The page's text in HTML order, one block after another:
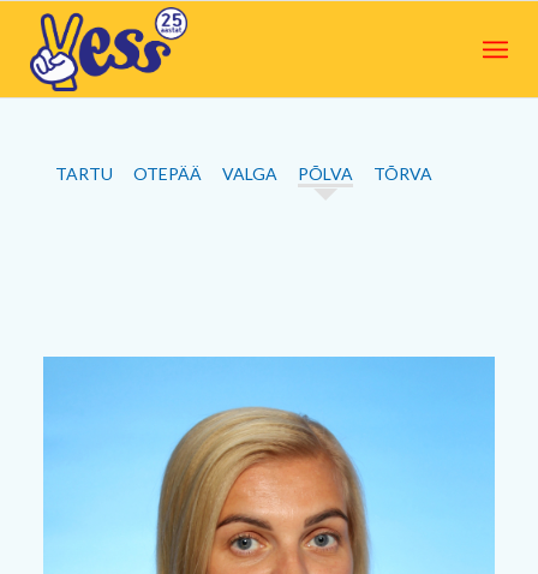
TARTU OTEPÄÄ VALGA PÕLVA TÕRVA